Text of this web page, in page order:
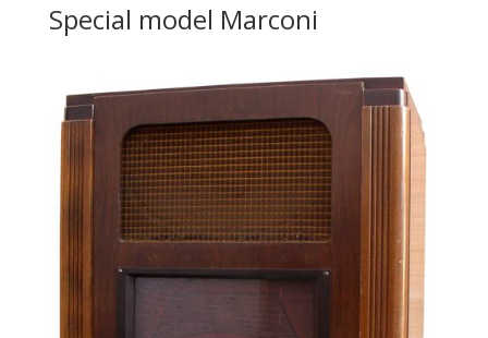
Special model Marconi